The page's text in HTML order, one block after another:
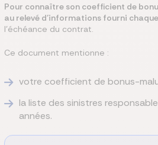
Pour connaître son coefficient de
au relevé d’informations fourni
l’échéance du contrat.
Ce document mentionne :
votre coefficient de bonus-
la liste des sinistres
années.